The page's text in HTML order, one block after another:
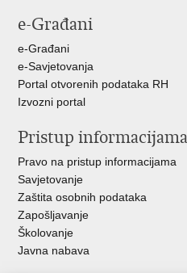
e-Građani
e-Građani
e-Savjetovanja
Portal otvorenih podataka RH
Izvozni portal
Pristup informacijama
Pravo na pristup informacijama
Savjetovanje
Zaštita osobnih podataka
Zapošljavanje
Školovanje
Javna nabava